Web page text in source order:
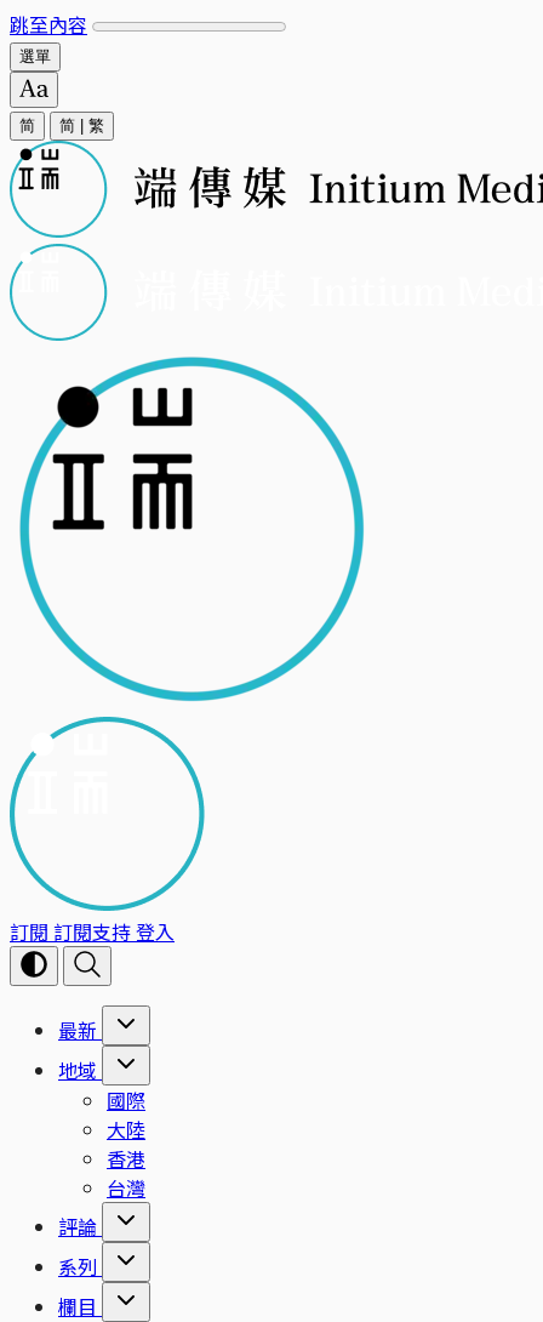
跳至內容
選單
简 简 繁
訂閱 訂閱支持登入
最新
地域
國際
大陸
香港
台灣
評論
系列
欄目